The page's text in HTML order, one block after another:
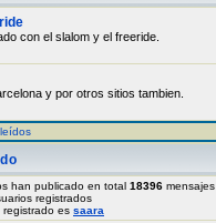
con el slalom y el freeride.
y por otros sitios tambien.
han publicado en total 18396 mensajes
registrados
registrado es saara